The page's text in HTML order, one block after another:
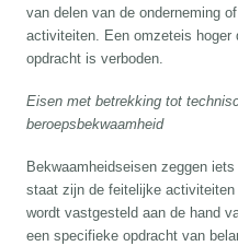
van delen van de onderneming
activiteiten. Een omzeteis hoger
opdracht is verboden.
Eisen met betrekking tot
beroepsbekwaamheid
Bekwaamheidseisen zeggen
staat zijn de feitelijke
wordt vastgesteld aan de hand
een specifieke opdracht van